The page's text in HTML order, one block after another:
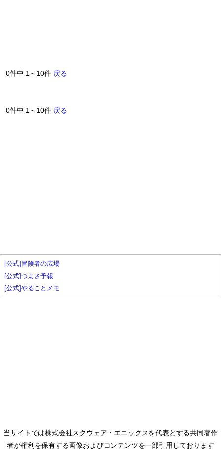
0件中 1～10件 戻る
0件中 1～10件 戻る
[公式]冒険者の広場
[公式]つよさ予報
[公式]やることメモ
当サイトでは株式会社スクウェア・エニックスを代表とする共同著作
者が権利を保有する画像およびコンテンツを一部引用しております